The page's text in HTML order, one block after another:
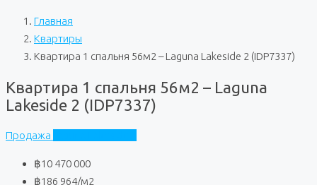
Главная
Квартиры
Квартира 1 спальня 56м2 – Laguna Lakeside 2 (IDP7337)
Квартира 1 спальня 56м2 – Laguna
Lakeside 2 (IDP7337)
Продажа
฿10 470 000
฿186 964/м2